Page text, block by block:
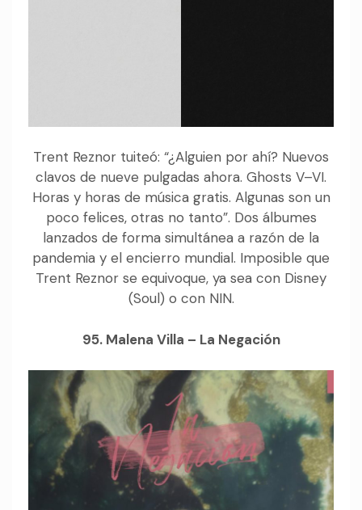
Trent Reznor tuiteó: “¿Alguien por ahí? Nuevos
clavos de nueve pulgadas ahora. Ghosts V–VI.
Horas y horas de música gratis. Algunas son un
poco felices, otras no tanto”. Dos álbumes
lanzados de forma simultánea a razón de la
pandemia y el encierro mundial. Imposible que
Trent Reznor se equivoque, ya sea con Disney
(Soul) o con NIN.
95. Malena Villa – La Negación